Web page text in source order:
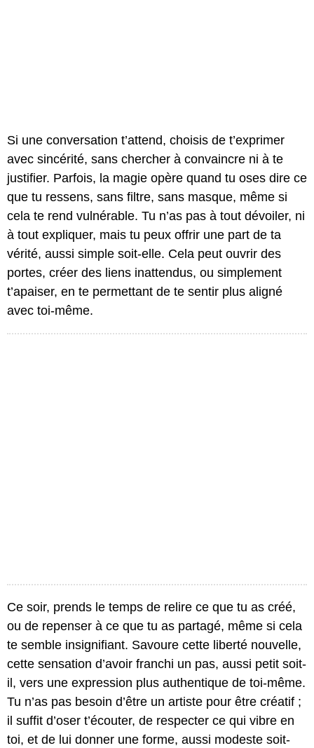
Si une conversation t’attend, choisis de t’exprimer
avec sincérité, sans chercher à convaincre ni à te
justifier. Parfois, la magie opère quand tu oses dire ce
que tu ressens, sans filtre, sans masque, même si
cela te rend vulnérable. Tu n’as pas à tout dévoiler, ni
à tout expliquer, mais tu peux offrir une part de ta
vérité, aussi simple soit-elle. Cela peut ouvrir des
portes, créer des liens inattendus, ou simplement
t’apaiser, en te permettant de te sentir plus aligné
avec toi-même.
Ce soir, prends le temps de relire ce que tu as créé,
ou de repenser à ce que tu as partagé, même si cela
te semble insignifiant. Savoure cette liberté nouvelle,
cette sensation d’avoir franchi un pas, aussi petit soit-
il, vers une expression plus authentique de toi-même.
Tu n’as pas besoin d’être un artiste pour être créatif ;
il suffit d’oser t’écouter, de respecter ce qui vibre en
toi, et de lui donner une forme, aussi modeste soit-